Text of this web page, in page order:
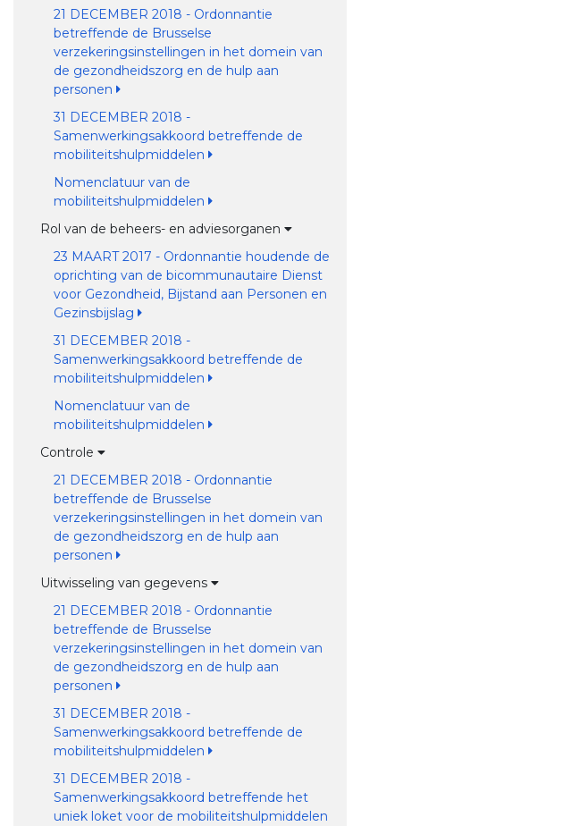
21 DECEMBER 2018 - Ordonnantie
betreffende de Brusselse
verzekeringsinstellingen in het domein van
de gezondheidszorg en de hulp aan
personen
31 DECEMBER 2018 -
Samenwerkingsakkoord betreffende de
mobiliteitshulpmiddelen
Nomenclatuur van de
mobiliteitshulpmiddelen
Rol van de beheers- en adviesorganen
23 MAART 2017 - Ordonnantie houdende de
oprichting van de bicommunautaire Dienst
voor Gezondheid, Bijstand aan Personen en
Gezinsbijslag
31 DECEMBER 2018 -
Samenwerkingsakkoord betreffende de
mobiliteitshulpmiddelen
Nomenclatuur van de
mobiliteitshulpmiddelen
Controle
21 DECEMBER 2018 - Ordonnantie
betreffende de Brusselse
verzekeringsinstellingen in het domein van
de gezondheidszorg en de hulp aan
personen
Uitwisseling van gegevens
21 DECEMBER 2018 - Ordonnantie
betreffende de Brusselse
verzekeringsinstellingen in het domein van
de gezondheidszorg en de hulp aan
personen
31 DECEMBER 2018 -
Samenwerkingsakkoord betreffende de
mobiliteitshulpmiddelen
31 DECEMBER 2018 -
Samenwerkingsakkoord betreffende het
uniek loket voor de mobiliteitshulpmiddelen